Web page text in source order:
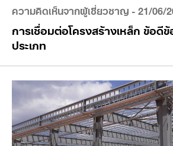
ความคิดเห็นจากผู้เชี่ยวชาญ- 21/06/
การเชื่อมต่อโครงสร้างเหล็ก ข้อดี
ประเภท